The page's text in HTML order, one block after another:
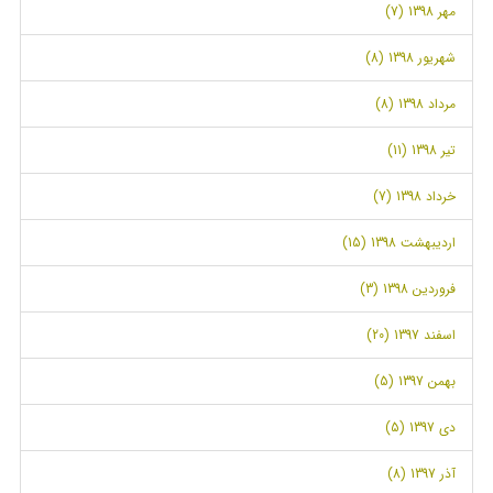
مهر 1398 (7)
شهریور 1398 (8)
مرداد 1398 (8)
تیر 1398 (11)
خرداد 1398 (7)
اردیبهشت 1398 (15)
فروردین 1398 (3)
اسفند 1397 (20)
بهمن 1397 (5)
دی 1397 (5)
آذر 1397 (8)